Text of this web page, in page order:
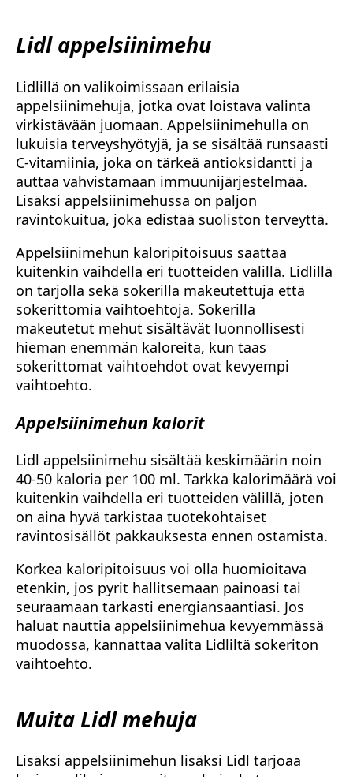
Lidl appelsiinimehu
Lidlillä on valikoimissaan erilaisia
appelsiinimehuja, jotka ovat loistava valinta
virkistävään juomaan. Appelsiinimehulla on
lukuisia terveyshyötyjä, ja se sisältää runsaasti
C-vitamiinia, joka on tärkeä antioksidantti ja
auttaa vahvistamaan immuunijärjestelmää.
Lisäksi appelsiinimehussa on paljon
ravintokuitua, joka edistää suoliston terveyttä.
Appelsiinimehun kaloripitoisuus saattaa
kuitenkin vaihdella eri tuotteiden välillä. Lidlillä
on tarjolla sekä sokerilla makeutettuja että
sokerittomia vaihtoehtoja. Sokerilla
makeutetut mehut sisältävät luonnollisesti
hieman enemmän kaloreita, kun taas
sokerittomat vaihtoehdot ovat kevyempi
vaihtoehto.
Appelsiinimehun kalorit
Lidl appelsiinimehu sisältää keskimäärin noin
40-50 kaloria per 100 ml. Tarkka kalorimäärä voi
kuitenkin vaihdella eri tuotteiden välillä, joten
on aina hyvä tarkistaa tuotekohtaiset
ravintosisällöt pakkauksesta ennen ostamista.
Korkea kaloripitoisuus voi olla huomioitava
etenkin, jos pyrit hallitsemaan painoasi tai
seuraamaan tarkasti energiansaantiasi. Jos
haluat nauttia appelsiinimehua kevyemmässä
muodossa, kannattaa valita Lidliltä sokeriton
vaihtoehto.
Muita Lidl mehuja
Lisäksi appelsiinimehun lisäksi Lidl tarjoaa